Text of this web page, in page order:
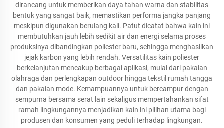
dirancang untuk memberikan daya tahan warna dan stabilitas
bentuk yang sangat baik, memastikan performa jangka panjang
meskipun digunakan berulang kali. Patut dicatat bahwa kain ini
membutuhkan jauh lebih sedikit air dan energi selama proses
produksinya dibandingkan poliester baru, sehingga menghasilkan
jejak karbon yang lebih rendah. Versatilitas kain poliester
berkelanjutan mencakup berbagai aplikasi, mulai dari pakaian
olahraga dan perlengkapan outdoor hingga tekstil rumah tangga
dan pakaian mode. Kemampuannya untuk bercampur dengan
sempurna bersama serat lain sekaligus mempertahankan sifat
ramah lingkungannya menjadikan kain ini pilihan utama bagi
produsen dan konsumen yang peduli terhadap lingkungan.